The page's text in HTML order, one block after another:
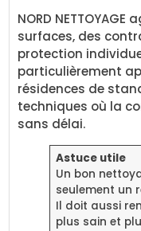
NORD
surfaces, des
protection
particulièrement
résidences de
techniques où la
sans délai.
Astuce utile
Un bon
seulement un
Il doit aussi
plus sain et